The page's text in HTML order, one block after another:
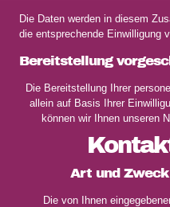
Die Daten werden in diesem
die entsprechende Einwilligung
Bereitstellung
Die Bereitstellung Ihrer
allein auf Basis Ihrer
können wir Ihnen unseren
Art und
Die von Ihnen